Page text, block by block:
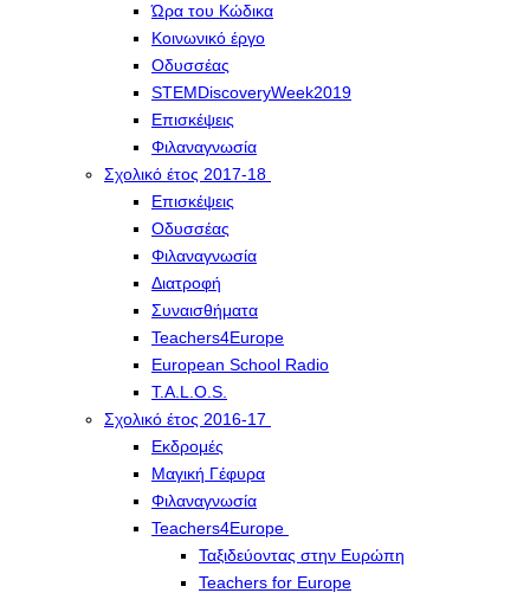
Ώρα του Κώδικα
Κοινωνικό έργο
Οδυσσέας
STEMDiscoveryWeek2019
Επισκέψεις
Φιλαναγνωσία
Σχολικό έτος 2017-18
Επισκέψεις
Οδυσσέας
Φιλαναγνωσία
Διατροφή
Συναισθήματα
Teachers4Europe
European School Radio
T.A.L.O.S.
Σχολικό έτος 2016-17
Εκδρομές
Μαγική Γέφυρα
Φιλαναγνωσία
Teachers4Europe
Ταξιδεύοντας στην Ευρώπη
Teachers for Europe